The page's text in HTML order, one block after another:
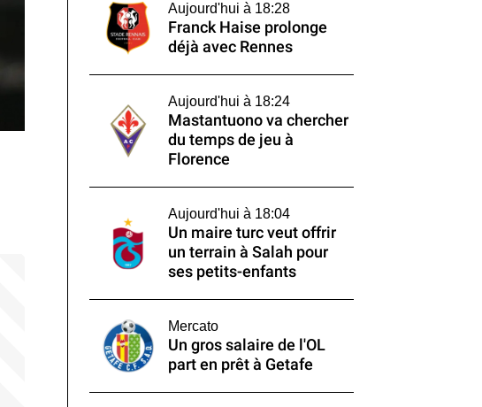
Aujourd'hui à 18:28
Franck Haise prolonge
déjà avec Rennes
Aujourd'hui à 18:24
Mastantuono va chercher
du temps de jeu à
Florence
Aujourd'hui à 18:04
Un maire turc veut offrir
un terrain à Salah pour
ses petits-enfants
Mercato
Un gros salaire de l'OL
part en prêt à Getafe